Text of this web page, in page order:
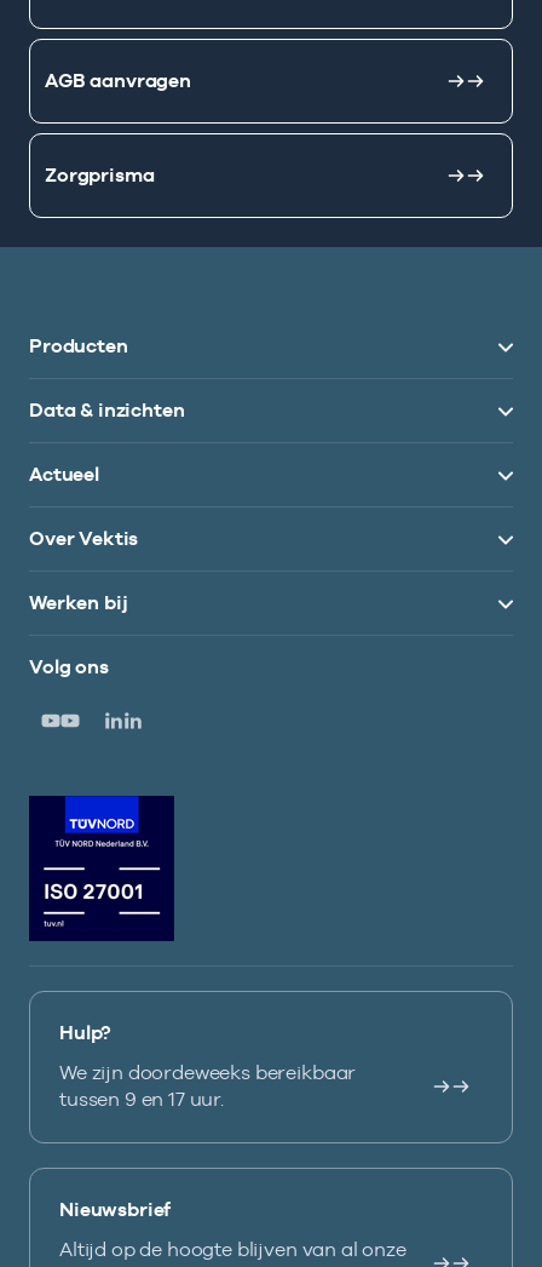
AGB aanvragen
Zorgprisma
Producten
Data & inzichten
Actueel
Over Vektis
Werken bij
Volg ons
Hulp?
We zijn doordeweeks bereikbaar
tussen 9 en 17 uur.
Nieuwsbrief
Altijd op de hoogte blijven van al onze